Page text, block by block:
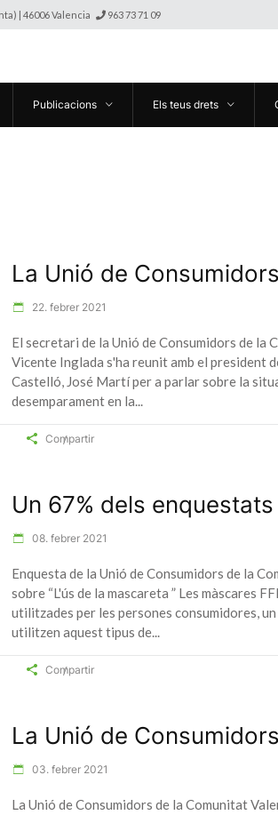
| 46006 Valencia 963 73 71 09
Publicacions Els teus drets
La Unió de
22. febrer 2021
El secretari de la Unió de Consumidors de la
Vicente Inglada s'ha reunit amb el president
Castelló, José Martí per a parlar sobre la
desemparament en la
Compartir
Un 67% dels
08. febrer 2021
Enquesta de la Unió de Consumidors de la
sobre “L'ús de la mascareta ” Les màscares
utilitzades per les persones consumidores,
utilitzen aquest tipus de
Compartir
La Unió de
03. febrer 2021
La Unió de Consumidors de la Comunitat